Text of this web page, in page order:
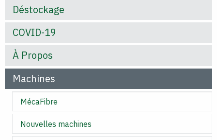
Déstockage
COVID-19
À Propos
Machines
MécaFibre
Nouvelles machines